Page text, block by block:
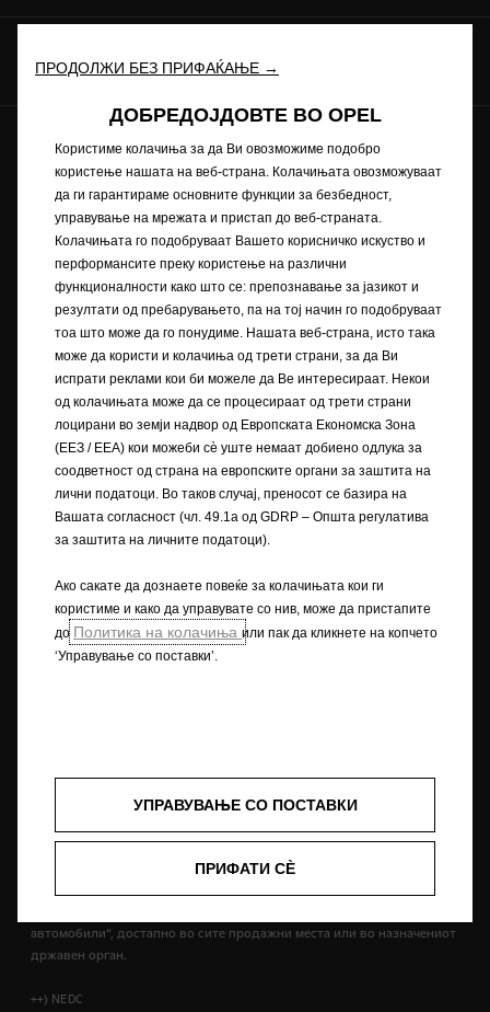
Комуницирајте со нас
Иднината ни припаѓа на сите © Opel 2022
Заштитен знак и авторски права
Приватноста
Нови податоци за потрошувачката на гориво
Изјава за приватност
Рециклирање
Opel во светот
Декларации за сообразност
Контакт
Технички информации
Согласност за колачиња
Сликата може да прикажува додатна опрема.
Описите и илустрациите на карактеристиките може да се однесуваат
или да покажуваат опционална опрема што не е вклучена во
стандардната испорака. Содржаните информации беа точни за
време на објавувањето. Го задржуваме правото да вршиме промени
во дизајнот и опремата. Прикажаните бои се приближни на
вистинските бои. Илустрираната дополнителна опрема е достапна
и опремата што се обезбедуваат на нашите возила може да се
разликуваат или можат да бидат достапни само во одредени земји
или може да бидат достапни само со дополнителна наплата. За
прецизни информации за опремата што се нуди на нашите возила ,
тестирање лесни возила, усогласена низ целиот свет (WLTP), во
согласност со регулативите R (EК) бр. 715/2007 и R (ЕУ) бр. 2017/1151
возењето и условите при возење. За повеќе информации за
официјалните вредности на потрошувачката на гориво и емисијата
2
автомобили“, достапно во сите продажни места или во назначениот
државен орган.
++) NEDC
ПРОДОЛЖИ БЕЗ ПРИФАЌАЊЕ →
ДОБРЕДОЈДОВТЕ ВО OPEL
Користиме колачиња за да Ви овозможиме подобро
користење нашата на веб-страна. Колачињата овозможуваат
да ги гарантираме основните функции за безбедност,
управување на мрежата и пристап до веб-страната.
Колачињата го подобруваат Вашето корисничко искуство и
перформансите преку користење на различни
функционалности како што се: препознавање за јазикот и
резултати од пребарувањето, па на тој начин го подобруваат
тоа што може да го понудиме. Нашата веб-страна, исто така
може да користи и колачиња од трети страни, за да Ви
испрати реклами кои би можеле да Ве интересираат. Некои
од колачињата може да се процесираат од трети страни
лоцирани во земји надвор од Европската Економска Зона
(ЕЕЗ / EEA) кои можеби сѐ уште немаат добиено одлука за
соодветност од страна на европските органи за заштита на
лични податоци. Во таков случај, преносот се базира на
Вашата согласност (чл. 49.1а од GDRP – Општа регулатива
за заштита на личните податоци).
Ако сакате да дознаете повеќе за колачињата кои ги
користиме и како да управувате со нив, може да пристапите
до Политика на колачиња или пак да кликнете на копчето
‘Управување со поставки’.
УПРАВУВАЊЕ СО ПОСТАВКИ
ПРИФАТИ СÈ